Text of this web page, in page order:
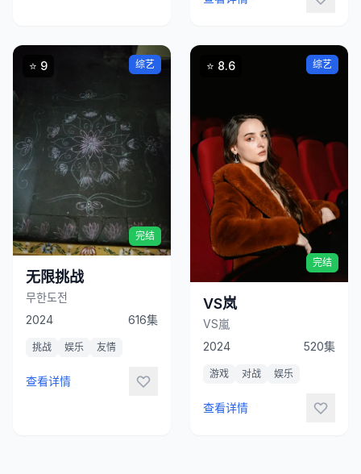
看
⭐ 9 综艺
完结
无限挑战
무한도전
2024
616集
挑战 娱乐 友情
查看详情
立
即
观
看
⭐ 8.6 综艺
完结
VS岚
VS嵐
2024
520集
游戏 对战 娱乐
查看详情